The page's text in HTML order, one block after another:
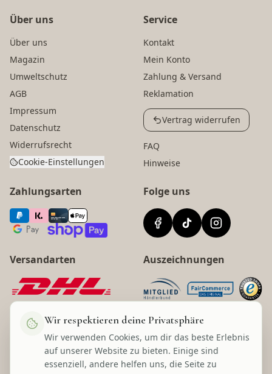
Wir respektieren deine Privatsphäre
Wir verwenden Cookies, um dir das beste Erlebnis
auf unserer Website zu bieten. Einige sind
essenziell, andere helfen uns, die Seite zu
Über uns
Über uns
Magazin
Umweltschutz
AGB
Impressum
Datenschutz
Widerrufsrecht
Cookie-Einstellungen
Service
Kontakt
Mein Konto
Zahlung & Versand
Reklamation
Vertrag widerrufen
FAQ
Hinweise
Zahlungsarten
Versandarten
Folge uns
Auszeichnungen
Lecom Handels GmbH
* Alle Preise inkl. gesetzl. Mehrwertsteuer zzgl. Versandkosten und ggf.
Nachnahmegebühren, wenn nicht anders angegeben.